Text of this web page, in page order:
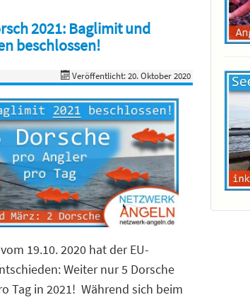
2021: Baglimit und
beschlossen!
Veröffentlicht: 20. Oktober 2020
19.10. 2020 hat der EU-
Weiter nur 5 Dorsche
Tag in 2021! Während sich beim